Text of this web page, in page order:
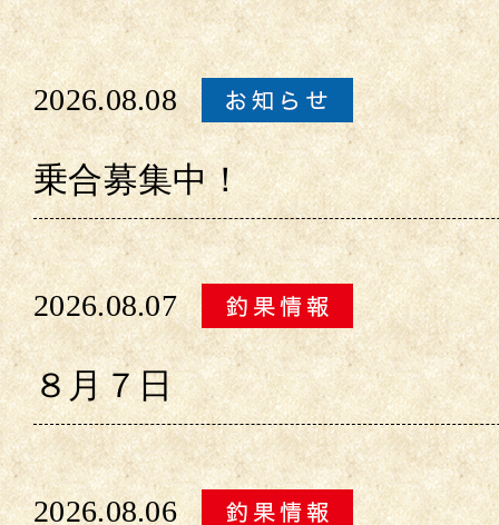
2026.08.08
乗合募集中！
2026.08.07
８月７日
2026.08.06